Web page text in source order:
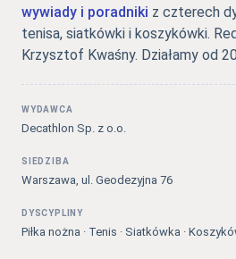
wywiady i poradniki z czterech
tenisa, siatkówki i koszykówki.
Krzysztof Kwaśny. Działamy od
WYDAWCA
Decathlon Sp. z o.o.
SIEDZIBA
Warszawa, ul. Geodezyjna 76
DYSCYPLINY
Piłka nożna · Tenis · Siatkówka ·